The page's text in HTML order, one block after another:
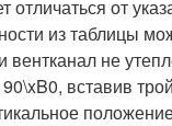
отличаться от
из таблицы
вентканал не
вставив